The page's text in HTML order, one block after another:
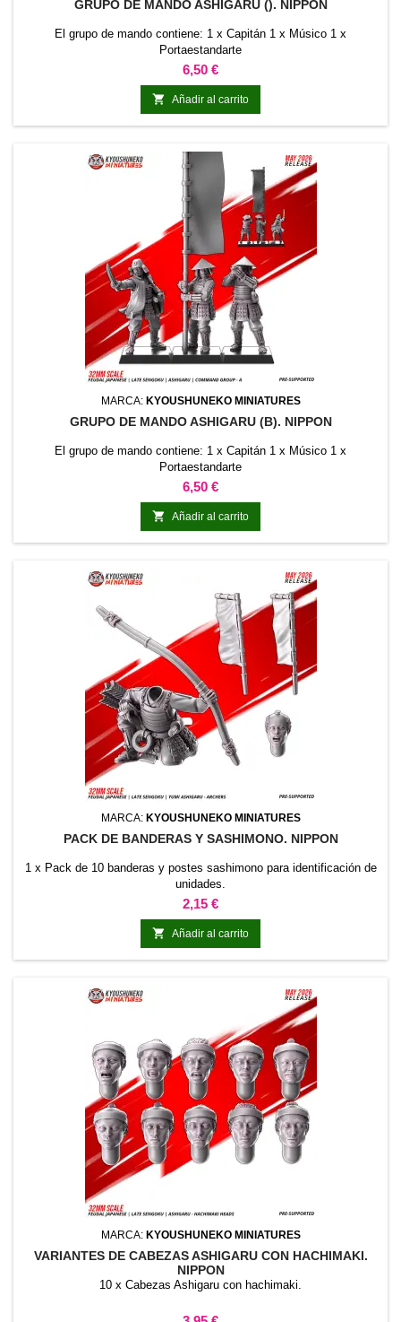
GRUPO DE MANDO ASHIGARU (). NIPPON
El grupo de mando contiene: 1 x Capitán 1 x Músico 1 x
Portaestandarte
Precio
6,50 €
 Añadir al carrito
MARCA: KYOUSHUNEKO MINIATURES
GRUPO DE MANDO ASHIGARU (B). NIPPON
El grupo de mando contiene: 1 x Capitán 1 x Músico 1 x
Portaestandarte
Precio
6,50 €
 Añadir al carrito
MARCA: KYOUSHUNEKO MINIATURES
PACK DE BANDERAS Y SASHIMONO. NIPPON
1 x Pack de 10 banderas y postes sashimono para identificación de
unidades.
Precio
2,15 €
 Añadir al carrito
MARCA: KYOUSHUNEKO MINIATURES
VARIANTES DE CABEZAS ASHIGARU CON HACHIMAKI.
NIPPON
10 x Cabezas Ashigaru con hachimaki.